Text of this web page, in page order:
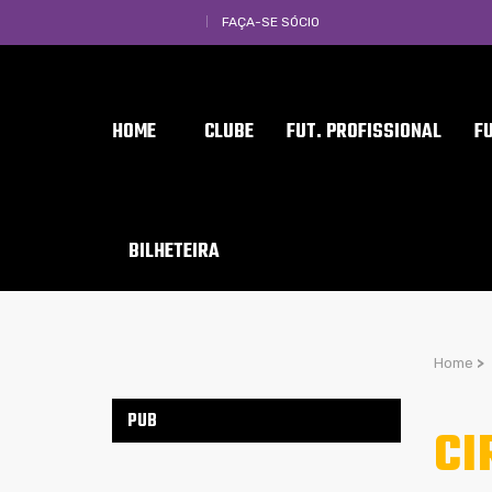
FAÇA-SE SÓCIO
HOME CLUBE FUT. PROFISSIONAL
BILHETEIRA
Home >
PUB